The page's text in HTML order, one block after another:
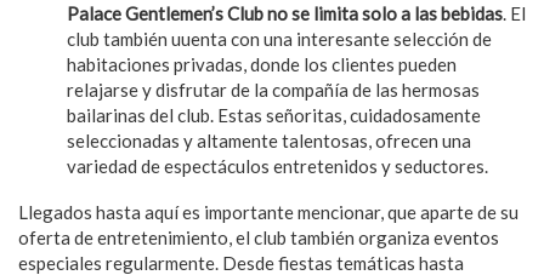
Palace Gentlemen’s Club no se limita solo a las bebidas. El
club también uuenta con una interesante selección de
habitaciones privadas, donde los clientes pueden
relajarse y disfrutar de la compañía de las hermosas
bailarinas del club. Estas señoritas, cuidadosamente
seleccionadas y altamente talentosas, ofrecen una
variedad de espectáculos entretenidos y seductores.
Llegados hasta aquí es importante mencionar, que aparte de su
oferta de entretenimiento, el club también organiza eventos
especiales regularmente. Desde fiestas temáticas hasta